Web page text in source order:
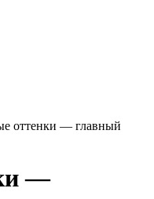
оттенки — главный
—